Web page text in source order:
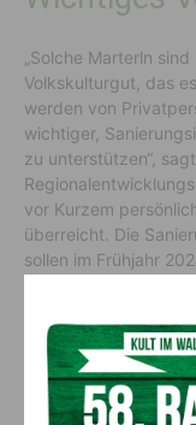
„Solche Marterln
Volkskulturgut, das
werden von
wichtiger,
zu unterstützen“,
vor Kurzem
überreicht. Die
sollen im Frühjahr
Vorheriger Artikel
Sonnige Aussichten
Familien: Am
Kids eingeladen